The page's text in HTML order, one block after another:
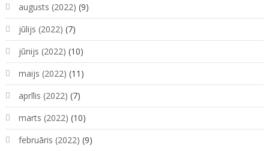
augusts (2022) (9)
jūlijs (2022) (7)
jūnijs (2022) (10)
maijs (2022) (11)
aprīlis (2022) (7)
marts (2022) (10)
februāris (2022) (9)